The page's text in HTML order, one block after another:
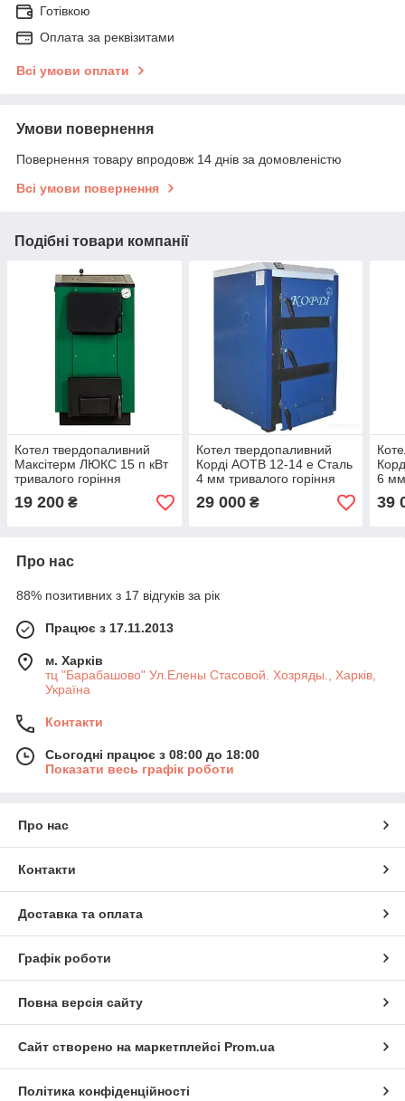
Готівкою
Оплата за реквізитами
Всі умови оплати
Умови повернення
Повернення товару впродовж 14 днів за домовленістю
Всі умови повернення
Подібні товари компанії
Котел твердопаливний
Максітерм ЛЮКС 15 п кВт
тривалого горіння
19 200 ₴
Котел твердопаливний
Корді АОТВ 12-14 е Сталь
4 мм тривалого горіння
29 000₴
6 мм
39
Про нас
88% позитивних з 17 відгуків за рік
Працює з 17.11.2013
м. Харків
тц "Барабашово" Ул.Елены Стасовой. Хозряды., Харків,
Україна
Контакти
Сьогодні працює з 08:00 до 18:00
Показати весь графік роботи
Про нас
Контакти
Доставка та оплата
Графік роботи
Повна версія сайту
Сайт створено на маркетплейсі Prom.ua
Політика конфіденційності